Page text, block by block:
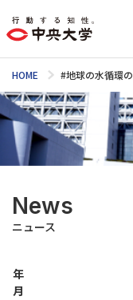
HOME #地球の水循環
News
ニュース
年
月